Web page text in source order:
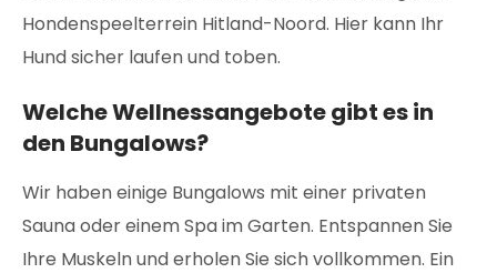
Hondenspeelterrein Hitland-Noord. Hier kann Ihr
Hund sicher laufen und toben.
Welche Wellnessangebote gibt es in
den Bungalows?
Wir haben einige Bungalows mit einer privaten
Sauna oder einem Spa im Garten. Entspannen Sie
Ihre Muskeln und erholen Sie sich vollkommen. Ein